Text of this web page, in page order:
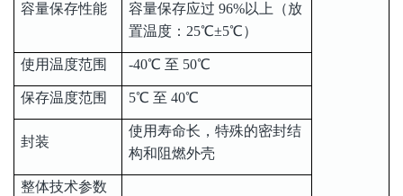
容量保存性能
容量保存应过 96%以上（放
置温度：25℃±5℃）
使用温度范围 -40℃ 至 50℃
保存温度范围 5℃ 至 40℃
封装
使用寿命长，特殊的密封结
构和阻燃外壳
整体技术参数